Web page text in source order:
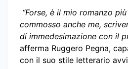
“Forse, è il mio romanzo
commosso anche me,
di immedesimazione con il
afferma Ruggero Pegna,
con il suo stile letterario